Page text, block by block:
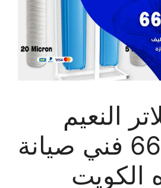
النعيم
66817766 فني صيانة
الكويت